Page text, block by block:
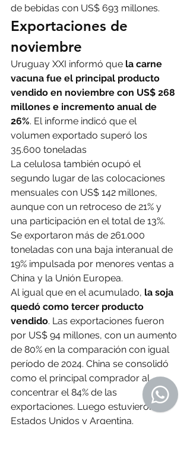
de bebidas con US$ 693 millones.
Exportaciones de
noviembre
Uruguay XXI informó que la carne
vacuna fue el principal producto
vendido en noviembre con US$ 268
millones e incremento anual de
26%. El informe indicó que el
volumen exportado superó los
35.600 toneladas
La celulosa también ocupó el
segundo lugar de las colocaciones
mensuales con US$ 142 millones,
aunque con un retroceso de 21% y
una participación en el total de 13%.
Se exportaron más de 261.000
toneladas con una baja interanual de
19% impulsada por menores ventas a
China y la Unión Europea.
Al igual que en el acumulado, la soja
quedó como tercer producto
vendido. Las exportaciones fueron
por US$ 94 millones, con un aumento
de 80% en la comparación con igual
período de 2024. China se consolidó
como el principal comprador al
concentrar el 84% de las
exportaciones. Luego estuvieron
Estados Unidos y Argentina.